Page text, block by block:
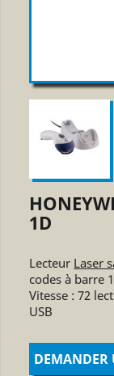
1D
Lecteur Laser
codes à barre
Vitesse : 72
USB
DEMANDER